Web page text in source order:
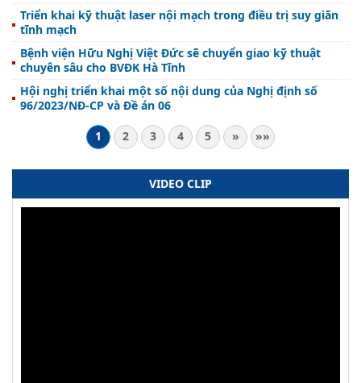
Triển khai kỹ thuật laser nội mạch trong điều trị suy giãn
tĩnh mạch
Bệnh viện Hữu Nghị Việt Đức sẽ chuyển giao kỹ thuật
chuyên sâu cho BVĐK Hà Tĩnh
Hội nghị triển khai một số nội dung của Nghị định số
96/2023/NĐ-CP và Đề án 06
1
2 3 4 5 » »»
VIDEO CLIP